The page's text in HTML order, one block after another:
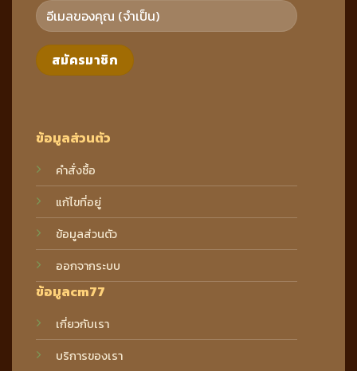
ข้อมูลส่วนตัว
คำสั่งซื้อ
แก้ไขที่อยู่
ข้อมูลส่วนตัว
ออกจากระบบ
ข้อมูลcm77
เกี่ยวกับเรา
บริการของเรา